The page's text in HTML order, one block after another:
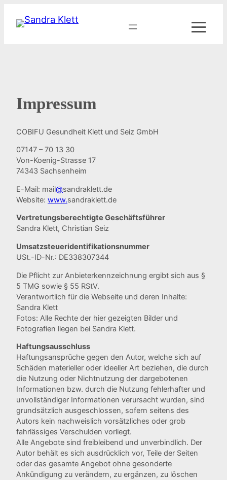
Inhalt
Impressum
COBIFU Gesundheit Klett und Seiz GmbH
07147 – 70 13 30
Von-Koenig-Strasse 17
74343 Sachsenheim
E-Mail: mail@sandraklett.de
Website: www.sandraklett.de
Vertretungsberechtigte Geschäftsführer
Sandra Klett, Christian Seiz
Umsatzsteueridentifikationsnummer
USt.-ID-Nr.: DE338307344
Die Pflicht zur Anbieterkennzeichnung ergibt sich aus §
5 TMG sowie § 55 RStV.
Verantwortlich für die Webseite und deren Inhalte:
Sandra Klett
Fotos: Alle Rechte der hier gezeigten Bilder und
Fotografien liegen bei Sandra Klett.
Haftungsausschluss
Haftungsansprüche gegen den Autor, welche sich auf
Schäden materieller oder ideeller Art beziehen, die durch
die Nutzung oder Nichtnutzung der dargebotenen
Informationen bzw. durch die Nutzung fehlerhafter und
unvollständiger Informationen verursacht wurden, sind
grundsätzlich ausgeschlossen, sofern seitens des
Autors kein nachweislich vorsätzliches oder grob
fahrlässiges Verschulden vorliegt.
Alle Angebote sind freibleibend und unverbindlich. Der
Autor behält es sich ausdrücklich vor, Teile der Seiten
oder das gesamte Angebot ohne gesonderte
Ankündigung zu verändern, zu ergänzen, zu löschen